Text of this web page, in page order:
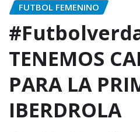
FUTBOL FEMENINO
TENEMOS
PARA LA
IBERDROLA